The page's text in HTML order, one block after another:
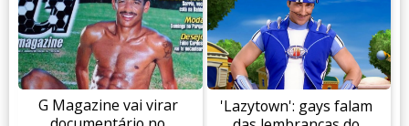
G Magazine vai virar
'Lazytown': gays falam